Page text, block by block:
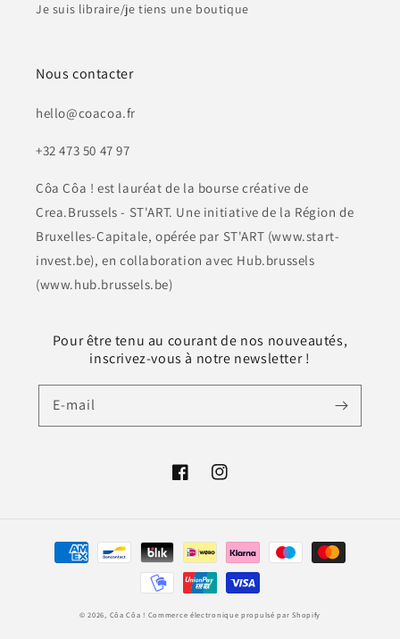
Je suis libraire/je tiens une boutique
Nous contacter
hello@coacoa.fr
+32 473 50 47 97
Côa Côa ! est lauréat de la bourse créative de
Crea.Brussels - ST'ART. Une initiative de la Région de
Bruxelles-Capitale, opérée par ST'ART (www.start-
invest.be), en collaboration avec Hub.brussels
(www.hub.brussels.be)
Pour être tenu au courant de nos nouveautés,
inscrivez-vous à notre newsletter !
E-mail
FacebookInstagram
Moyens
© 2026, Côa Côa ! Commerce électronique propulsé par Shopify